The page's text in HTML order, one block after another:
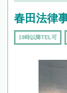
春田法律
19時以降TEL可